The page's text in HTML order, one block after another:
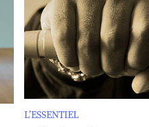
L’ESSENTIEL